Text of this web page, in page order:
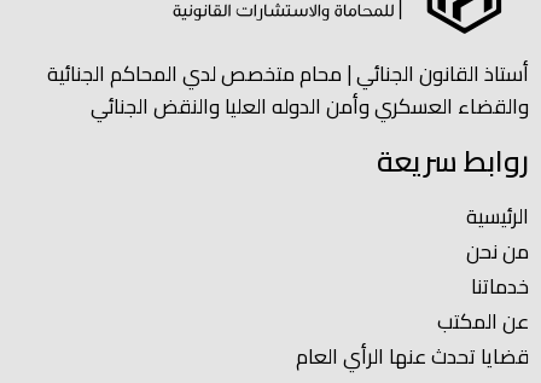
أستاذ القانون الجنائي | محام متخصص لدي المحاكم الجنائية
والقضاء العسكري وأمن الدوله العليا والنقض الجنائي
روابط سريعة
الرئيسية
من نحن
خدماتنا
عن المكتب
قضايا تحدث عنها الرأي العام